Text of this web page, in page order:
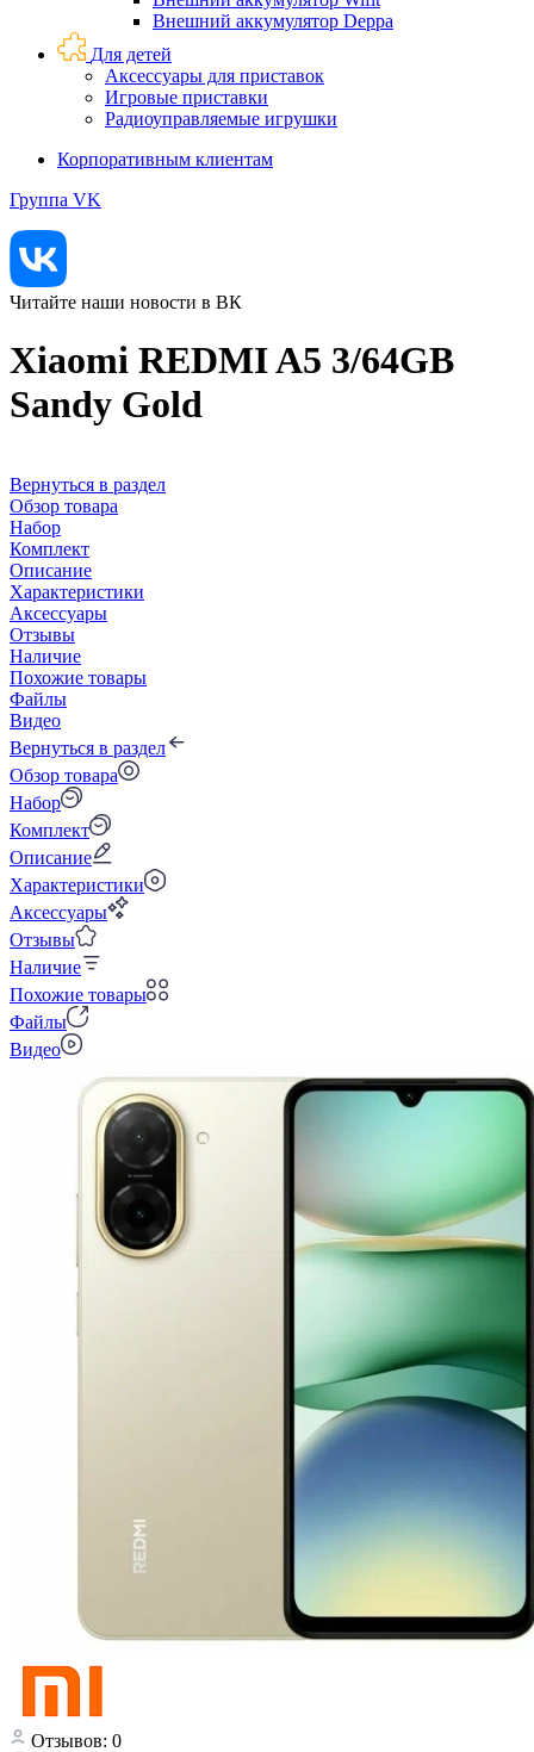
Внешний аккумулятор Deppa
Для детей
Аксессуары для приставок
Игровые приставки
Радиоуправляемые игрушки
Корпоративным клиентам
Группа VK
Читайте наши новости в ВК
Xiaomi REDMI A5 3/64GB
Sandy Gold
Вернуться в раздел
Обзор товара
Набор
Комплект
Описание
Характеристики
Аксессуары
Отзывы
Наличие
Похожие товары
Файлы
Видео
Вернуться в раздел
Обзор товара
Набор
Комплект
Описание
Характеристики
Аксессуары
Отзывы
Наличие
Похожие товары
Файлы
Видео
Отзывов: 0